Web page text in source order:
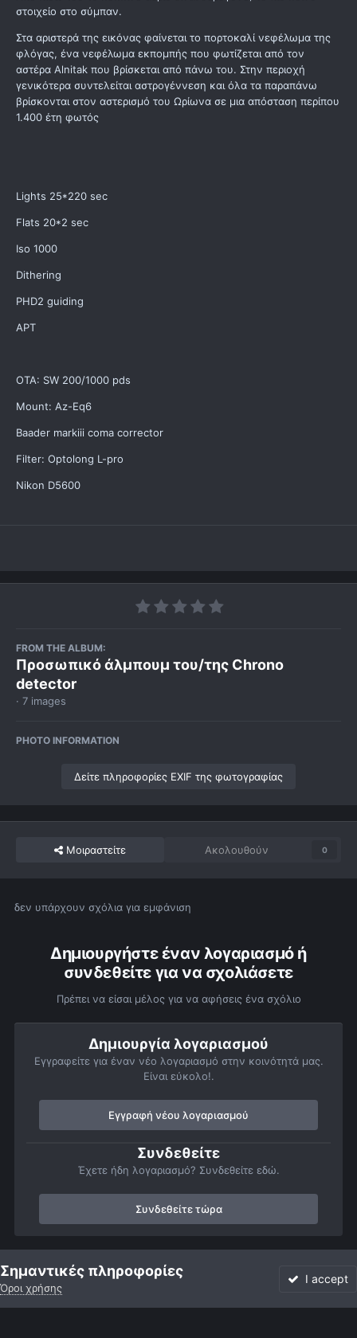
στοιχείο στο σύμπαν.
Στα αριστερά της εικόνας φαίνεται το πορτοκαλί νεφέλωμα της
φλόγας, ένα νεφέλωμα εκπομπής που φωτίζεται από τον
αστέρα Alnitak που βρίσκεται από πάνω του. Στην περιοχή
γενικότερα συντελείται αστρογέννεση και όλα τα παραπάνω
βρίσκονται στον αστερισμό του Ωρίωνα σε μια απόσταση περίπου
1.400 έτη φωτός
Lights 25*220 sec
Flats 20*2 sec
Iso 1000
Dithering
PHD2 guiding
APT
OTA: SW 200/1000 pds
Mount: Az-Eq6
Baader markiii coma corrector
Filter: Optolong L-pro
Nikon D5600
FROM THE ALBUM:
Προσωπικό άλμπουμ του/της Chrono
detector
· 7 images
PHOTO INFORMATION
Δείτε πληροφορίες EXIF της φωτογραφίας
Μοιραστείτε Ακολουθούν 0
δεν υπάρχουν σχόλια για εμφάνιση
Δημιουργήστε έναν λογαριασμό ή
συνδεθείτε για να σχολιάσετε
Πρέπει να είσαι μέλος για να αφήσεις ένα σχόλιο
Δημιουργία λογαριασμού
Εγγραφείτε για έναν νέο λογαριασμό στην κοινότητά μας.
Είναι εύκολο!.
Εγγραφή νέου λογαριασμού
Συνδεθείτε
Έχετε ήδη λογαριασμό? Συνδεθείτε εδώ.
Συνδεθείτε τώρα
Αρχή Αστροφωτογραφίες Member Albums
Σημαντικές πληροφορίες
Όροι χρήσης
I accept
Forum